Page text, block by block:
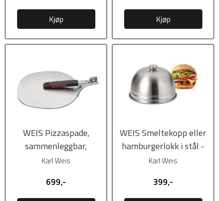
Kjøp Kjøp
WEIS Pizzaspade,
sammenleggbar,
28x32cm
Karl Weis
699,-
WEIS Smeltekopp eller
hamburgerlokk i stål -
ø21cm
Karl Weis
399,-